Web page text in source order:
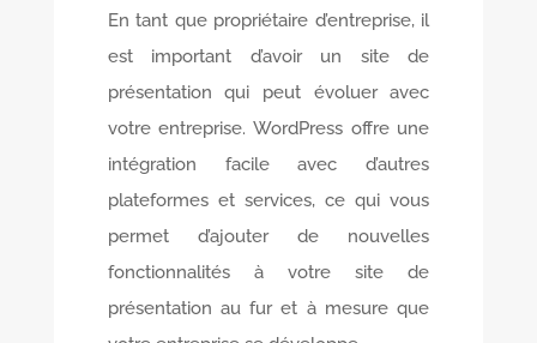
En tant que propriétaire d’entreprise, il
est important d’avoir un site de
présentation qui peut évoluer avec
votre entreprise. WordPress offre une
intégration facile avec d’autres
plateformes et services, ce qui vous
permet d’ajouter de nouvelles
fonctionnalités à votre site de
présentation au fur et à mesure que